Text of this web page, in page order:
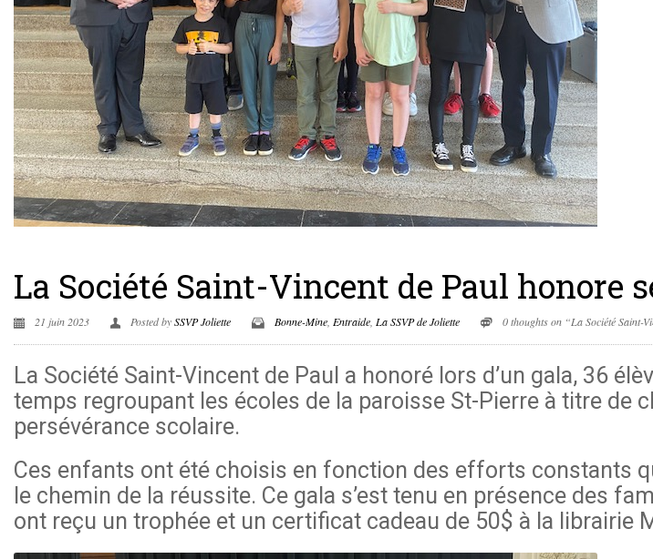
La Société Saint-Vincent de Paul honore
21 juin 2023 Posted bySSVP Joliette Bonne-Mine Entraide La SSVP de Joliette 0 thoughts on “La Société Saint-
La Société Saint-Vincent de Paul a honoré lors d’un gala, 36
temps regroupant les écoles de la paroisse St-Pierre à titre de
persévérance scolaire.
Ces enfants ont été choisis en fonction des efforts constants
le chemin de la réussite. Ce gala s’est tenu en présence des
ont reçu un trophée et un certificat cadeau de 50$ à la librairie